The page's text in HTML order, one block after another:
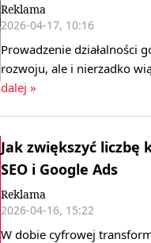
Reklama
2026-04-17, 10:16
Prowadzenie działalności
rozwoju, ale i nierzadko
dalej »
Jak zwiększyć liczbę
SEO i Google Ads
Reklama
2026-04-16, 15:22
W dobie cyfrowej